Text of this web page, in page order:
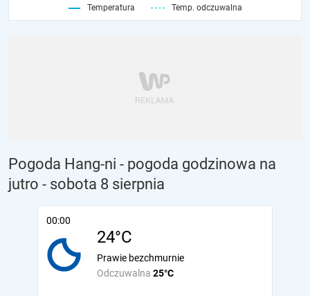
Temperatura Temp. odczuwalna
Pogoda Hang-ni - pogoda godzinowa na
jutro - sobota 8 sierpnia
00:00
24°C
Odczuwalna 25°C
Prawie bezchmurnie